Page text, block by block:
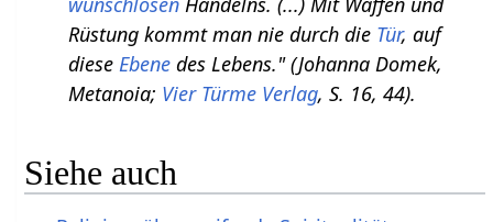
Rüstung kommt man nie durch die Tür, auf
diese Ebene des Lebens." (Johanna Domek,
Metanoia; Vier Türme Verlag, S. 16, 44).
Siehe auch